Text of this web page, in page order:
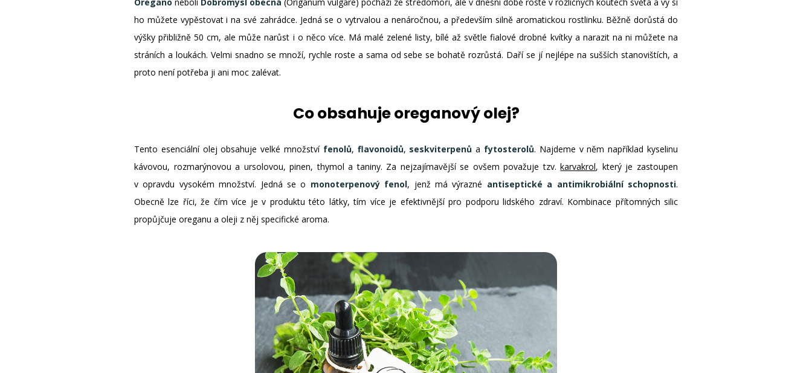
ho můžete vypěstovat i na své zahrádce. Jedná se o vytrvalou a nenáročnou, a především silně aromatickou rostlinku. Běžně dorůstá do
výšky přibližně 50 cm, ale může narůst i o něco více. Má malé zelené listy, bílé až světle fialové drobné kvítky a narazit na ni můžete na
stráních a loukách. Velmi snadno se množí, rychle roste a sama od sebe se bohatě rozrůstá. Daří se jí nejlépe na sušších stanovištích, a
proto není potřeba ji ani moc zalévat.
Co obsahuje oreganový olej?
Tento esenciální olej obsahuje velké množství fenolů, flavonoidů, seskviterpenůa fytosterolů. Najdeme v něm například kyselinu
kávovou, rozmarýnovou a ursolovou, pinen, thymol a taniny. Za nejzajímavější se ovšem považuje tzv.karvakrol, který je zastoupen
v opravdu vysokém množství. Jedná se o monoterpenový fenol, jenž má výrazné antiseptické a antimikrobiální schopnosti.
Obecně lze říci, že čím více je v produktu této látky, tím více je efektivnější pro podporu lidského zdraví. Kombinace přítomných silic
propůjčuje oreganu a oleji z něj specifické aroma.